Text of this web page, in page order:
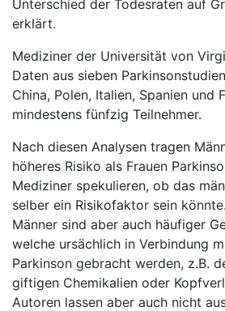
Rubriken
Unterschied der Todesraten auf
erklärt.
Mediziner der Universität von
Daten aus sieben
China, Polen, Italien, Spanien und
mindestens fünfzig Teilnehmer.
Nach diesen Analysen tragen
höheres Risiko als Frauen
Mediziner spekulieren, ob das
selber ein Risikofaktor sein könnte.
Männer sind aber auch häufiger
welche ursächlich in Verbindung
Parkinson gebracht werden, z.B.
giftigen Chemikalien oder
Autoren lassen aber auch nicht